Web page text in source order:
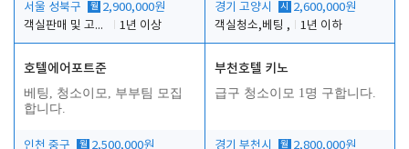
서울 성북구 월 2,900,000원
객실판매 및 고객응대
1년 이상
경기 고양시 시
2,600,000원
객실청소,베팅 ,
1년 이하
호텔에어포트준
베팅, 청소이모, 부부팀 모집
합니다.
인천 중구 월 2,500,000원
부천호텔 키노
급구 청소이모 1명 구합니다.
경기 부천시 월 2,800,000원